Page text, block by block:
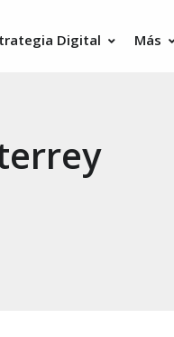
Digital Más